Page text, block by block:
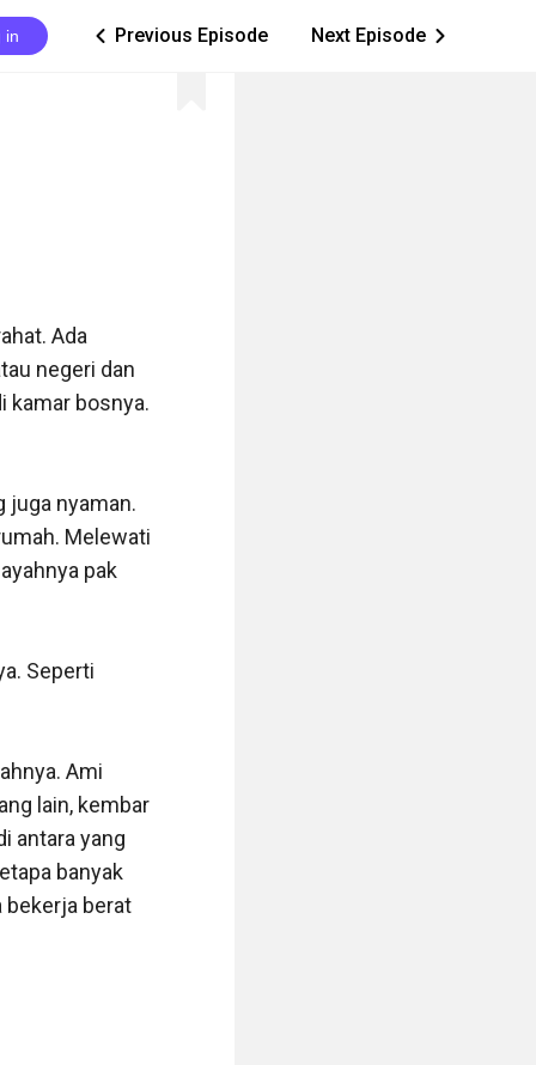
in ic_arrow_left Previous Episode Next Episode ic_arrow_right